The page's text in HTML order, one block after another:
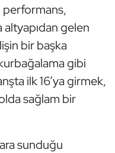
performans,
altyapıdan gelen
bir başka
gibi
ilk 16’ya girmek,
sağlam bir
sunduğu